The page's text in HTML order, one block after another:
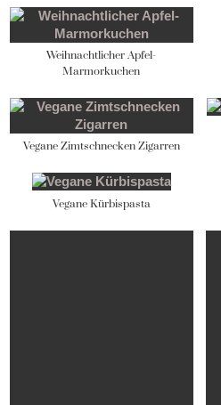
Weihnachtlicher Apfel-
Marmorkuchen
Vegane Zimtschnecken Zigarren
Vegane Kürbispasta